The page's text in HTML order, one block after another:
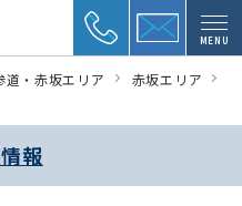
MENU
道・赤坂エリア
赤坂エリア
報